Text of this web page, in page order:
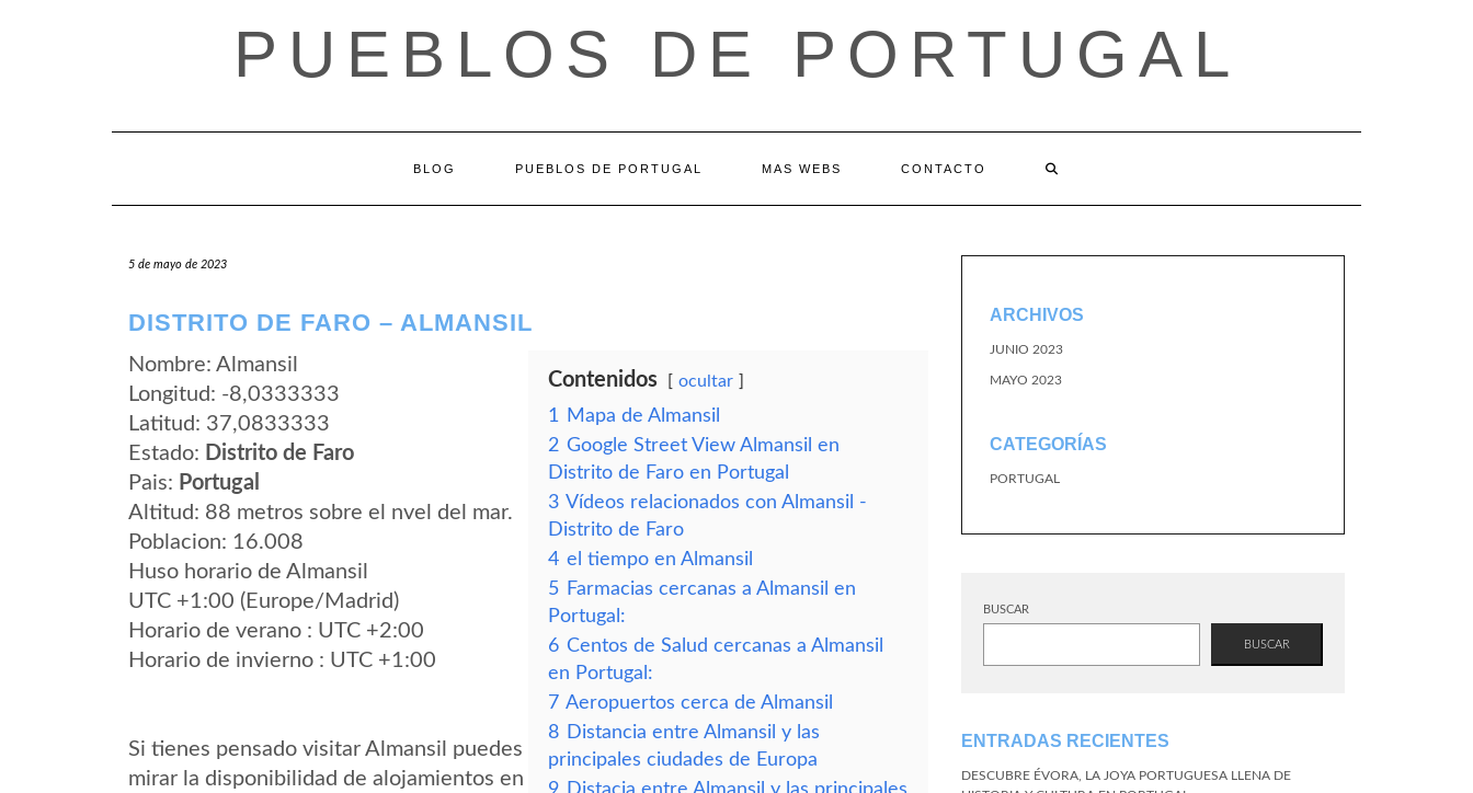
PUEBLOS DE PORTUGAL
BLOG PUEBLOS DE PORTUGAL MAS WEBS CONTACTO
5 de mayo de 2023
DISTRITO DE FARO – ALMANSIL
Nombre: Almansil
Longitud: -8,0333333
Latitud: 37,0833333
Estado: Distrito de Faro
Pais: Portugal
Altitud: 88 metros sobre el nvel del mar.
Poblacion: 16.008
Huso horario de Almansil
UTC +1:00 (Europe/Madrid)
Horario de verano : UTC +2:00
Horario de invierno : UTC +1:00
Si tienes pensado visitar Almansil puedes
mirar la disponibilidad de alojamientos en
Contenidos ocultar
1
Mapa de Almansil
2 Google Street View Almansil en
Distrito de Faro en Portugal
3 Vídeos relacionados con Almansil -
Distrito de Faro
4 el tiempo en Almansil
5 Farmacias cercanas a Almansil en
Portugal:
6 Centos de Salud cercanas a Almansil
en Portugal:
7 Aeropuertos cerca de Almansil
8 Distancia entre Almansil y las
principales ciudades de Europa
9 Distacia entre Almansil y las principales
ARCHIVOS
JUNIO 2023
MAYO 2023
CATEGORÍAS
PORTUGAL
BUSCAR
BUSCAR
ENTRADAS RECIENTES
DESCUBRE ÉVORA, LA JOYA PORTUGUESA LLENA DE